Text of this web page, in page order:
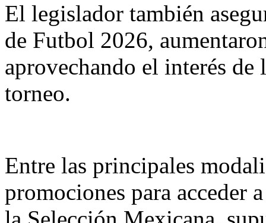
El legislador también
de Futbol 2026,
aprovechando el interés
torneo.
Entre las principales
promociones para acceder